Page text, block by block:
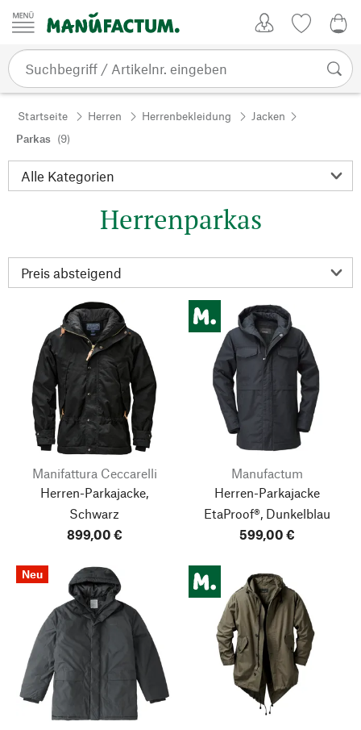
Zum Inhalt springen
Startseite Herren Herrenbekleidung
Jacken
Parkas (9)
Herrenparkas
Manifattura Ceccarelli
Herren-Parkajacke,
Schwarz
899,00 €
Manufactum
Herren-Parkajacke
EtaProof®, Dunkelblau
599,00 €
Neu